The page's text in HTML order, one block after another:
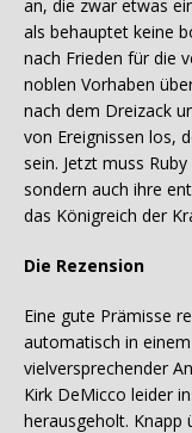
an, die zwar etwas
als behauptet keine
nach Frieden für die
noblen Vorhaben
nach dem Dreizack
von Ereignissen los,
sein. Jetzt muss
sondern auch ihre
das Königreich der
Die Rezension
Eine gute Prämisse
automatisch in
vielversprechender
Kirk DeMicco leider
herausgeholt. Knapp